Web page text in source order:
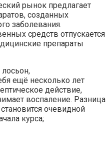
рынок предлагает
созданных
заболевания.
средств отпускается
препараты
ещё несколько лет
действие,
воспаление. Разница
очевидной
курса;